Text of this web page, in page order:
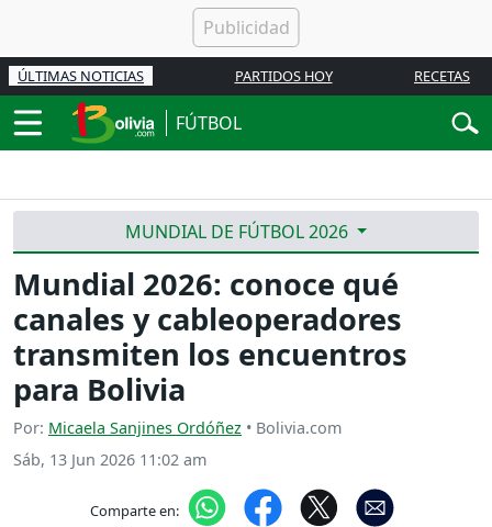
ÚLTIMAS NOTICIAS PARTIDOS HOY RECETAS
FÚTBOL
MUNDIAL DE FÚTBOL 2026
Mundial 2026: conoce qué
canales y cableoperadores
transmiten los encuentros
para Bolivia
Por: Micaela Sanjines Ordóñez • Bolivia.com
Sáb, 13 Jun 2026 11:02 am
Comparte en: